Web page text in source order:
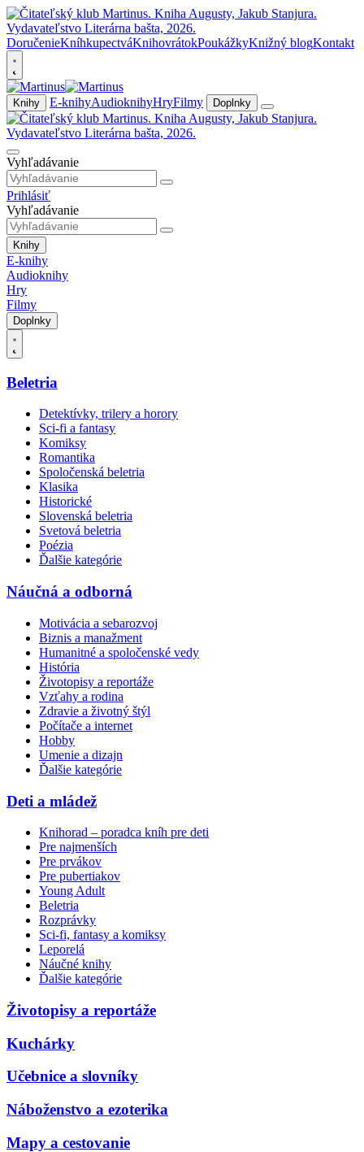
DoručenieKníhkupectváKnihovrátokPoukážkyKnižný blogKontakt
Knihy E-knihyAudioknihyHryFilmy Doplnky
Vyhľadávanie
Prihlásiť
Vyhľadávanie
Knihy
E-knihy
Audioknihy
Hry
Filmy
Doplnky
Beletria
Detektívky, trilery a horory
Sci-fi a fantasy
Komiksy
Romantika
Spoločenská beletria
Klasika
Historické
Slovenská beletria
Svetová beletria
Poézia
Ďalšie kategórie
Náučná a odborná
Motivácia a sebarozvoj
Biznis a manažment
Humanitné a spoločenské vedy
História
Životopisy a reportáže
Vzťahy a rodina
Zdravie a životný štýl
Počítače a internet
Hobby
Umenie a dizajn
Ďalšie kategórie
Deti a mládež
Knihorad – poradca kníh pre deti
Pre najmenších
Pre prvákov
Pre pubertiakov
Young Adult
Beletria
Rozprávky
Sci-fi, fantasy a komiksy
Leporelá
Náučné knihy
Ďalšie kategórie
Životopisy a reportáže
Kuchárky
Učebnice a slovníky
Náboženstvo a ezoterika
Mapy a cestovanie